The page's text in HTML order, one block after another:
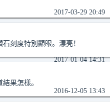
2017-03-29 20:49
刻度特別顯眼。漂亮！
2017-01-04 14:31
果怎樣。
2016-12-05 13:43